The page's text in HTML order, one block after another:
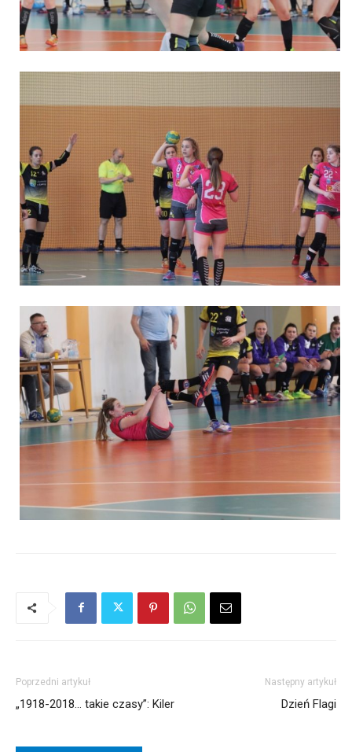
Poprzedni artykuł
„1918-2018… takie czasy”: Kiler
Następny artykuł
Dzień Flagi